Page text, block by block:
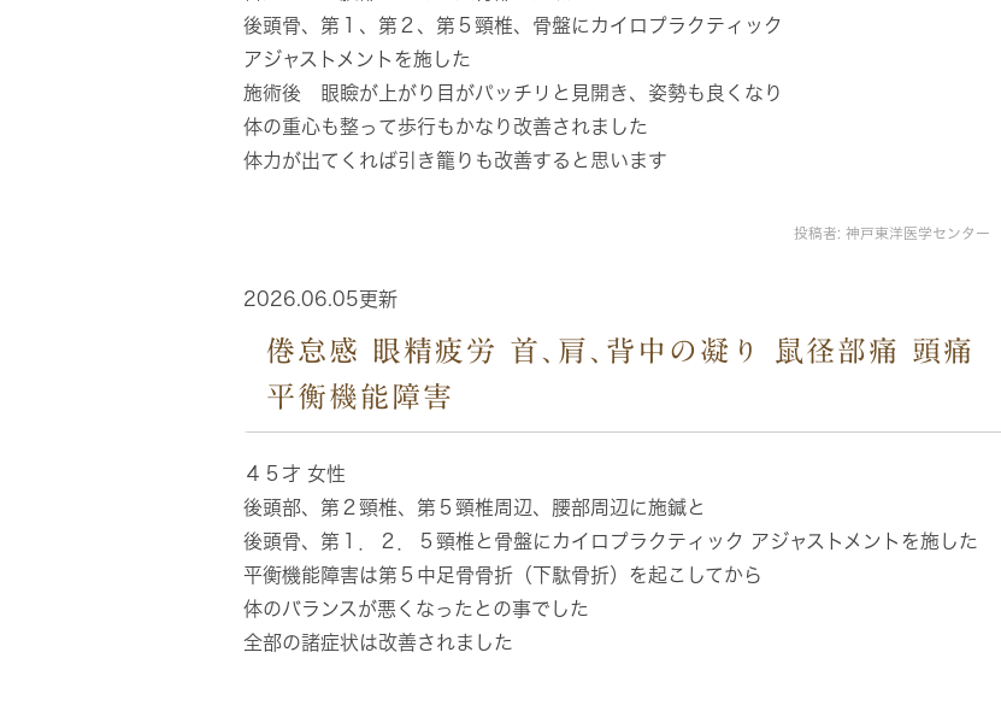
後頭骨、第１、第２、第５頸椎、骨盤にカイロプラクティック
アジャストメントを施した
施術後 眼瞼が上がり目がパッチリと見開き、姿勢も良くなり
体の重心も整って歩行もかなり改善されました
体力が出てくれば引き籠りも改善すると思います
投稿者: 神戸東洋医学センター
2026.06.05更新
倦怠感 眼精疲労 首､肩､背中の凝り 鼠径部痛 頭痛
平衡機能障害
４５才 女性
後頭部、第２頸椎、第５頸椎周辺、腰部周辺に施鍼と
後頭骨、第１．２．５頸椎と骨盤にカイロプラクティック アジャストメントを施した
平衡機能障害は第５中足骨骨折（下駄骨折）を起こしてから
体のバランスが悪くなったとの事でした
全部の諸症状は改善されました